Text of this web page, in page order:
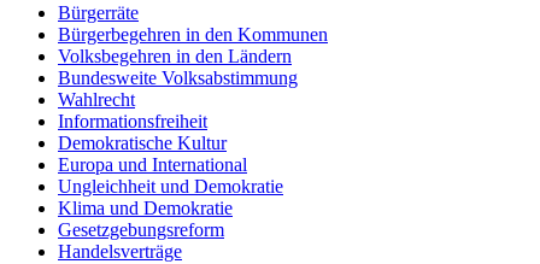
Bürgerräte
Bürgerbegehren in den Kommunen
Volksbegehren in den Ländern
Bundesweite Volksabstimmung
Wahlrecht
Informationsfreiheit
Demokratische Kultur
Europa und International
Ungleichheit und Demokratie
Klima und Demokratie
Gesetzgebungsreform
Handelsverträge